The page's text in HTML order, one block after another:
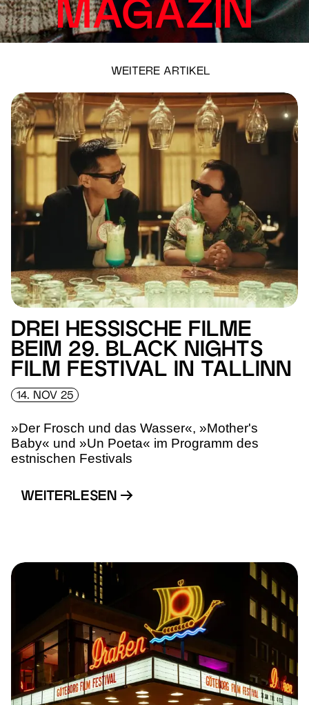
MAGAZIN
WEITERE ARTIKEL
DREI HESSISCHE FILME
BEIM 29. BLACK NIGHTS
FILM FESTIVAL IN TALLINN
14. NOV 25
»Der Frosch und das Wasser«, »Mother's
Baby« und »Un Poeta« im Programm des
estnischen Festivals
WEITERLESEN